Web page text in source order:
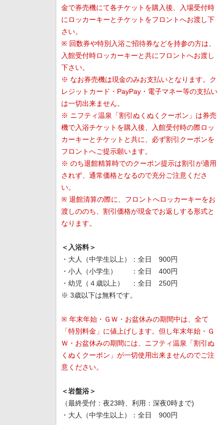
金で券売機にて各チケットを購入後、入場受付時
にロッカーキーとチケットをフロントへお渡し下
さい。
※ 回数券や特別入浴ご招待券などを持参の方は、
入館受付時ロッカーキーと共にフロントへお渡し
下さい。
※ なお券売機は現金のみお支払いとなります。ク
レジットカード・PayPay・電子マネー等の支払い
は一切出来ません。
※ ニフティ温泉「割引ぬくぬくクーポン」は券売
機で入浴チケットを購入後、入館受付時の際ロッ
カーキーとチケットと共に、必ず割引クーポンを
フロントへご提示願います。
※ のち退館精算時でのクーポン提示は割引が適用
されず、通常価格となるので充分ご注意くださ
い。
※ 退館清算の際に、フロントへロッカーキーをお
渡しののち、割引価格が現金でお返しする形式と
なります。
＜入浴料＞
・大人（中学生以上）：全日 900円
・小人（小学生） ：全日 400円
・幼児（４歳以上） ：全日 250円
※ 3歳以下は無料です。
※ 年末年始・ＧＷ・お盆休みの期間中は、全て
「特別料金」に値上げします。但し年末年始・Ｇ
Ｗ・お盆休みの期間には、ニフティ温泉「割引ぬ
くぬくクーポン」が一切使用出来ませんのでご注
意ください。
＜岩盤浴＞
（最終受付：夜23時、利用：深夜0時まで)
・大人（中学生以上）：全日 900円